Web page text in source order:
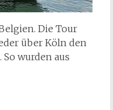
Die Tour
über Köln den
wurden aus